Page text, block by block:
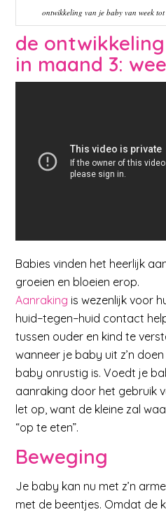
ontwikkeling van je baby van week tot
de
in maand 3:
Babies vinden het heerlijk
groeien en bloeien erop.
Aanraking is wezenlijk voor
huid−tegen−huid contact
tussen ouder en kind te
wanneer je baby uit z’n
baby onrustig is. Voedt je
aanraking door het gebruik
let op, want de kleine zal
“op te eten”.
Beweging
Je baby kan nu met z’n
met de beentjes. Omdat de